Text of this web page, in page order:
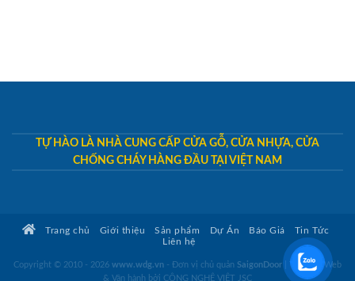
TỰ HÀO LÀ NHÀ CUNG CẤP CỬA GỖ, CỬA NHỰA, CỬA
CHỐNG CHÁY HÀNG ĐẦU TẠI VIỆT NAM
Trang chủ Giới thiệu Sản phẩm Dự Án Báo Giá
Tin Tức
Liên hệ
Copyright © 2010 - 2026 www.wdg.vn - Đơn vị chủ quản SaigonDoor
Thiết kế Web
& Vận hành bởi CÔNG NGHỆ VIỆT JSC